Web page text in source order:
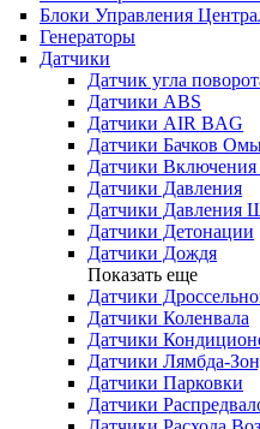
Блоки Управления
Генераторы
Датчики
Датчик угла
Датчики ABS
Датчики AIR BAG
Датчики Бачков
Датчики
Датчики Давления
Датчики Давления
Датчики Детонации
Датчики Дождя
Показать еще
Датчики
Датчики Коленвала
Датчики
Датчики Лямбда-
Датчики Парковки
Датчики